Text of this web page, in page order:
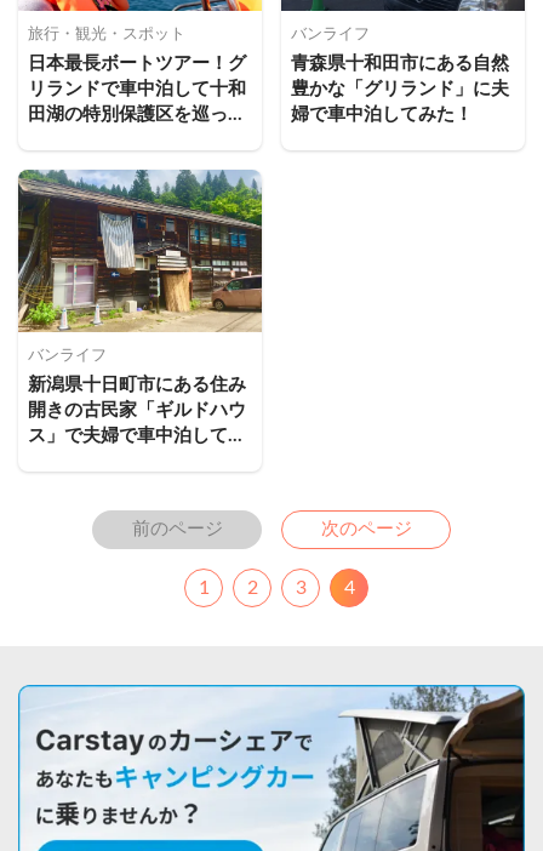
旅行・観光・スポット
日本最長ボートツアー！グ
リランドで車中泊して十和
田湖の特別保護区を巡って
バンライフ
青森県十和田市にある自然
豊かな「グリランド」に夫
婦で車中泊してみた！
バンライフ
新潟県十日町市にある住み
開きの古民家「ギルドハウ
ス」で夫婦で車中泊してみ
前のページ Previous次のページ Next
1 2 3 4